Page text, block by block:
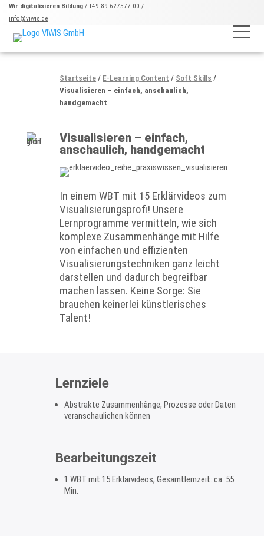
Wir digitalisieren Bildung /+49 89 627577-00 /
info@viwis.de
Startseite/ E-Learning Content / Soft Skills /
Visualisieren – einfach, anschaulich,
handgemacht
Visualisieren – einfach,
anschaulich, handgemacht
In einem WBT mit 15 Erklärvideos zum
Visualisierungsprofi! Unsere
Lernprogramme vermitteln, wie sich
komplexe Zusammenhänge mit Hilfe
von einfachen und effizienten
Visualisierungstechniken ganz leicht
darstellen und dadurch begreifbar
machen lassen. Keine Sorge: Sie
brauchen keinerlei künstlerisches
Talent!
Lernziele
Abstrakte Zusammenhänge, Prozesse oder Daten
veranschaulichen können
Bearbeitungszeit
1 WBT mit 15 Erklärvideos, Gesamtlernzeit: ca. 55
Min.